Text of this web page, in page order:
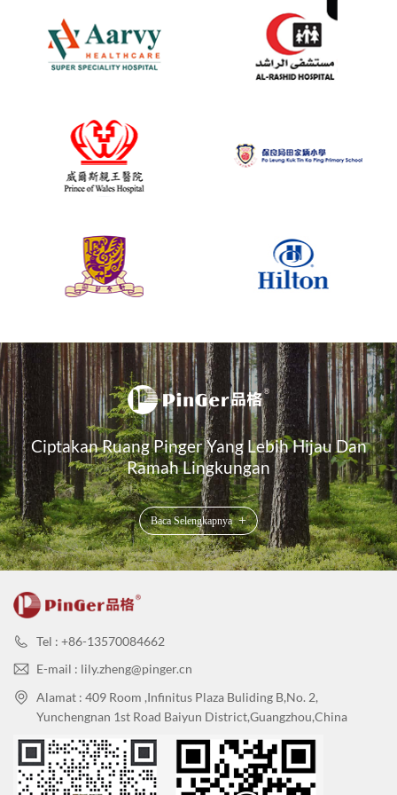
Ciptakan Ruang Pinger Yang Lebih Hijau Dan
Ramah Lingkungan
Baca Selengkapnya +
Tel : +86-13570084662
E-mail : lily.zheng@pinger.cn
Alamat : 409 Room ,Infinitus Plaza Buliding B,No. 2,
Yunchengnan 1st Road Baiyun District,Guangzhou,China